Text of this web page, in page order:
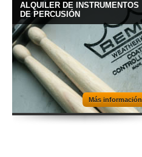
ALQUILER DE INSTRUMENTOS
DE PERCUSIÓN
Más información